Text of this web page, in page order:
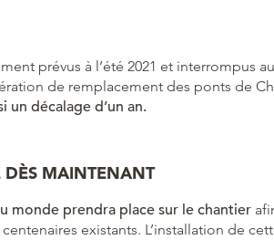
prévus à l’été 2021 et interrompus
de remplacement des ponts de
un décalage d’un an.
DÈS MAINTENANT
monde prendra place sur le chantier
existants. L’installation de